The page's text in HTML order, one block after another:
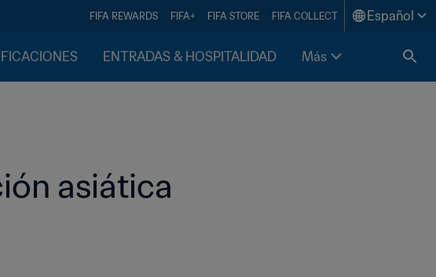
FIFA REWARDS FIFA+ FIFA STORE FIFA COLLECT Español
ENTRADAS & HOSPITALIDAD Más
asiática